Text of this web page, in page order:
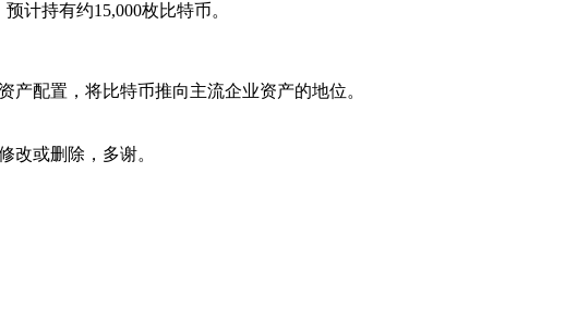
计持有约15,000枚比特币。
配置，将比特币推向主流企业资产的地位。
改或删除，多谢。